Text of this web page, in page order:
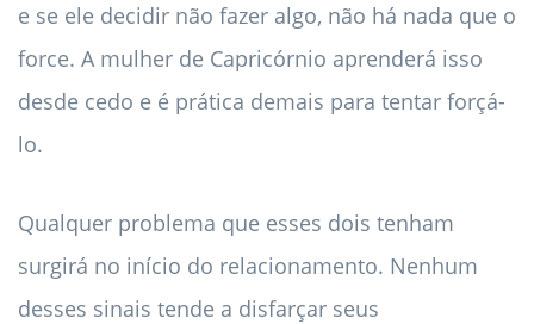
e se ele decidir não fazer algo, não há nada que o
force. A mulher de Capricórnio aprenderá isso
desde cedo e é prática demais para tentar forçá-
lo.
Qualquer problema que esses dois tenham
surgirá no início do relacionamento. Nenhum
desses sinais tende a disfarçar seus